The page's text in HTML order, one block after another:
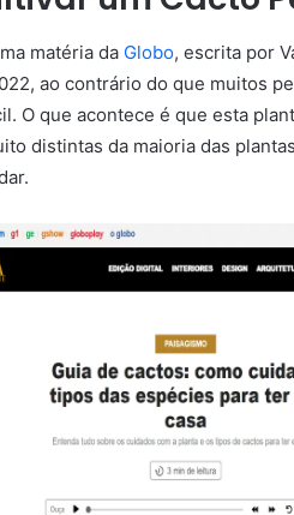
matéria da Globo, escrita por
ao contrário do que muitos
O que acontece é que esta
distintas da maioria das